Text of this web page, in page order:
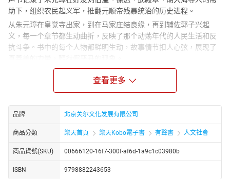
助下，组织农民起义军，推翻元顺帝残暴统治的历史进程。
从朱元璋在皇觉寺出家，到在马家庄结良缘，再到辅佐郭子兴起
义，每一个章节都生动曲折，反映了那个动荡年代的人民生活和反
抗斗争。书中的每个人物都鲜明生动，故事情节扣人心弦，展现了
在这部有声书的上部，朱元璋的成长轨迹和历史进程得到忠实还
原，为历史事件赋予了传奇色彩，带你深入了解那个时代的风云变
Notice
: The audiobook is narrated in Mandarin
：有声书的演播语言是中文（普通话）
查看更多
品牌 北京关尔文化发展有限公司
商品分類 樂天首頁 樂天Kobo電子書 有聲書 人文社會
商品貨號(SKU) 00666120-16f7-300f-af6d-1a9c1c03980b
ISBN 9798882243653